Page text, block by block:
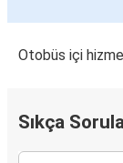
Otobüs içi
Sıkça